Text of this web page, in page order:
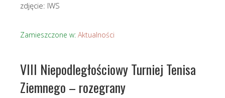
zdjęcie: IWS
Zamieszczone w: Aktualności
VIII Niepodległościowy Turniej Tenisa
Ziemnego – rozegrany